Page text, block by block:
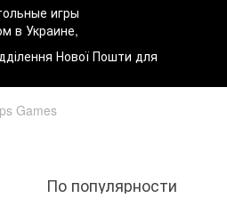
Нової Пошти для
Games
По популярности